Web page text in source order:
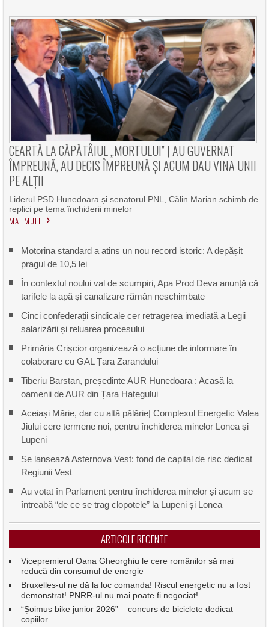
CEARTĂ LA CĂPĂTÂIUL „MORTULUI” | AU GUVERNAT
ÎMPREUNĂ, AU DECIS ÎMPREUNĂ ȘI ACUM DAU VINA UNII
PE ALȚII
Liderul PSD Hunedoara și senatorul PNL, Călin Marian schimb de
replici pe tema închiderii minelor
MAI MULT
Motorina standard a atins un nou record istoric: A depășit
pragul de 10,5 lei
În contextul noului val de scumpiri, Apa Prod Deva anunță că
tarifele la apă și canalizare rămân neschimbate
Cinci confederații sindicale cer retragerea imediată a Legii
salarizării și reluarea procesului
Primăria Crișcior organizează o acțiune de informare în
colaborare cu GAL Țara Zarandului
Tiberiu Barstan, președinte AUR Hunedoara : Acasă la
oamenii de AUR din Țara Hațegului
Aceiași Mărie, dar cu altă pălărie| Complexul Energetic Valea
Jiului cere termene noi, pentru închiderea minelor Lonea și
Lupeni
Se lansează Asternova Vest: fond de capital de risc dedicat
Regiunii Vest
Au votat în Parlament pentru închiderea minelor și acum se
întreabă “de ce se trag clopotele” la Lupeni și Lonea
ARTICOLE RECENTE
Vicepremierul Oana Gheorghiu le cere românilor să mai
reducă din consumul de energie
Bruxelles-ul ne dă la loc comanda! Riscul energetic nu a fost
demonstrat! PNRR-ul nu mai poate fi negociat!
“Șoimuș bike junior 2026” – concurs de biciclete dedicat
copiilor